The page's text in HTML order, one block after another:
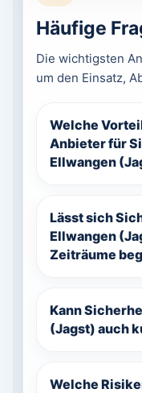
Häufige
Die wichtigsten
um den Einsatz,
Welche
Anbieter für
Ellwangen
Lässt sich
Ellwangen
Zeiträume
Kann
(Jagst) auch
Welche